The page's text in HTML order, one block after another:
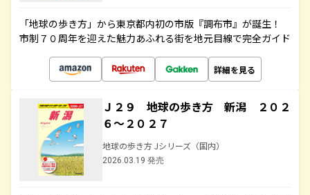
「地球の歩き方」から東京都内初の市版『調布市』が誕生！
市制７０周年を迎えた魅力あふれる街を地元目線で完全ガイド
詳細を見る
Ｊ２９ 地球の歩き方 新潟 ２０２
６～２０２７
地球の歩き方 Jシリーズ（国内）
2026.03.19 発売